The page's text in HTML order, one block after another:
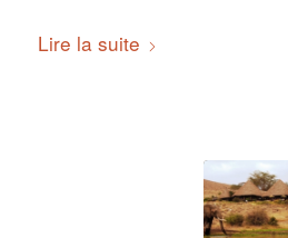
Lire la suite